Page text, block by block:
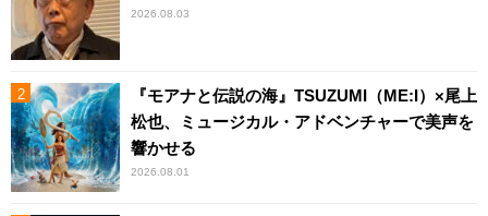
2026.08.03
『モアナと伝説の海』TSUZUMI（ME:I）×尾上
松也、ミュージカル・アドベンチャーで美声を
響かせる
2026.08.01